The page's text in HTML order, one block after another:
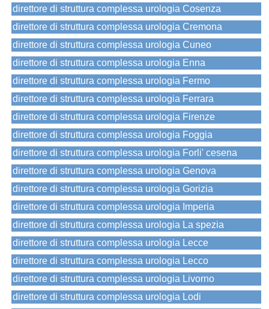
direttore di struttura complessa urologia Cosenza
direttore di struttura complessa urologia Cremona
direttore di struttura complessa urologia Cuneo
direttore di struttura complessa urologia Enna
direttore di struttura complessa urologia Fermo
direttore di struttura complessa urologia Ferrara
direttore di struttura complessa urologia Firenze
direttore di struttura complessa urologia Foggia
direttore di struttura complessa urologia Forli' cesena
direttore di struttura complessa urologia Genova
direttore di struttura complessa urologia Gorizia
direttore di struttura complessa urologia Imperia
direttore di struttura complessa urologia La spezia
direttore di struttura complessa urologia Lecce
direttore di struttura complessa urologia Lecco
direttore di struttura complessa urologia Livorno
direttore di struttura complessa urologia Lodi